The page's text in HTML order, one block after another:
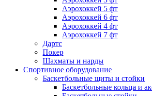
Аэрохоккей 5 фт
Аэрохоккей 6 фт
Аэрохоккей 4 фт
Аэрохоккей 7 фт
Дартс
Покер
Шахматы и нарды
Спортивное оборудование
Баскетбольные щиты и стойки
Баскетбольные кольца и